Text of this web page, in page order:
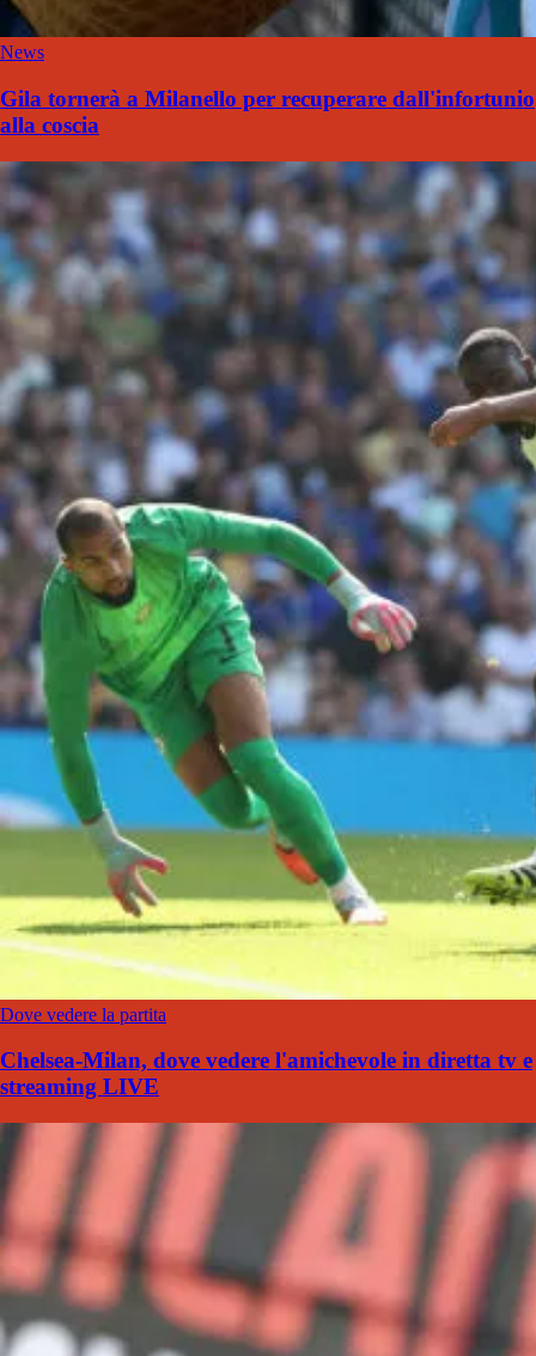
News
Gila tornerà a Milanello per recuperare dall'infortunio
alla coscia
Dove vedere la partita
Chelsea-Milan, dove vedere l'amichevole in diretta tv e
streaming LIVE